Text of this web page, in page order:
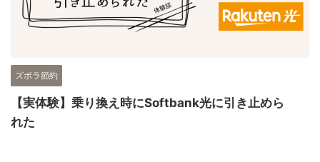
ズボラ節約
【実体験】乗り換え時にSoftbank光に引き止めら
れた